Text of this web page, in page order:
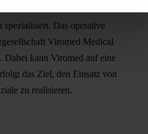
Das operative
Viromed Medical
kann Viromed auf eine
das Ziel, den Einsatz von
zu realisieren.